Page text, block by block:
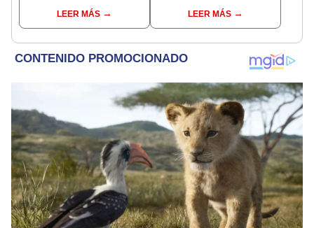
la vida del agricultor"
LEER MÁS
es un niño”LEER MÁS